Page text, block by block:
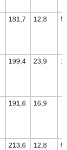
181,7 12,8
199,4 23,9
191,6 16,9
213,6 12,8